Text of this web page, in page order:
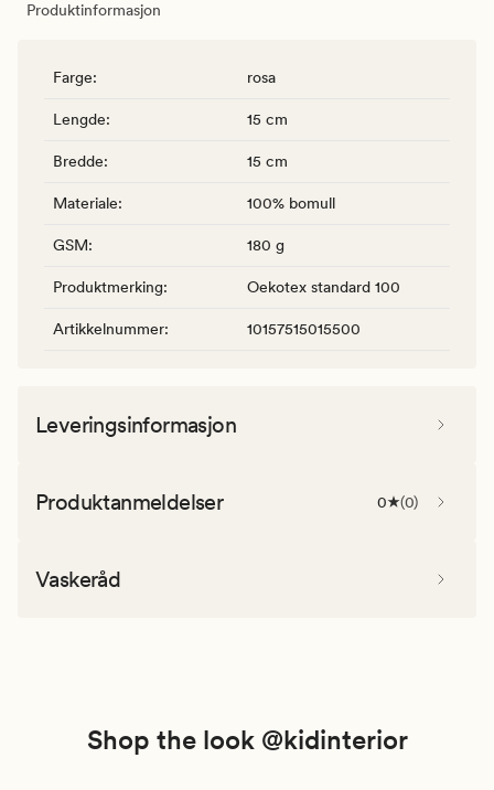
Produktinformasjon
Farge: rosa
Lengde: 15 cm
Bredde: 15 cm
Materiale: 100% bomull
GSM: 180 g
Produktmerking: Oekotex standard 100
Artikkelnummer: 10157515015500
Leveringsinformasjon
Produktanmeldelser 0 (0)
Vaskeråd
Shop the look @kidinterior